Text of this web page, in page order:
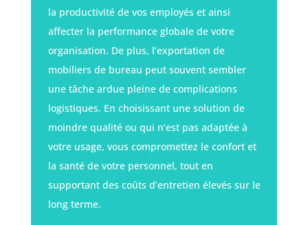
la productivité de vos employés et ainsi
affecter la performance globale de votre
organisation. De plus, l’exportation de
mobiliers de bureau peut souvent sembler
une tâche ardue pleine de complications
logistiques. En choisissant une solution de
moindre qualité ou qui n’est pas adaptée à
votre usage, vous compromettez le confort et
la santé de votre personnel, tout en
supportant des coûts d’entretien élevés sur le
long terme.